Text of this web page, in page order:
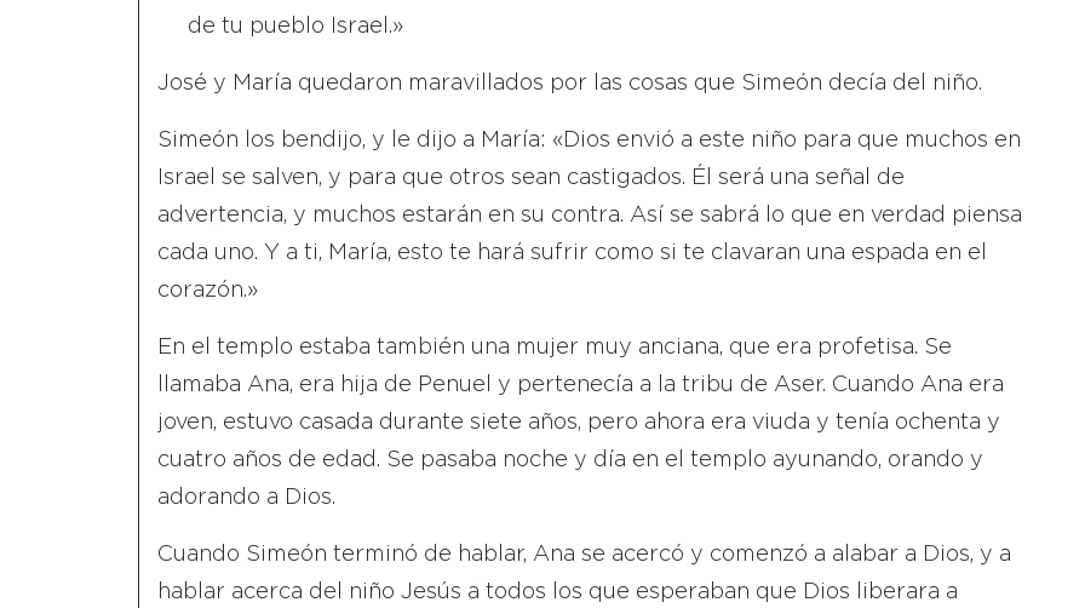
de tu pueblo Israel.»
José y María quedaron maravillados por las cosas que Simeón decía del niño.
Simeón los bendijo, y le dijo a María: «Dios envió a este niño para que muchos en
Israel se salven, y para que otros sean castigados. Él será una señal de
advertencia, y muchos estarán en su contra. Así se sabrá lo que en verdad piensa
cada uno. Y a ti, María, esto te hará sufrir como si te clavaran una espada en el
corazón.»
En el templo estaba también una mujer muy anciana, que era profetisa. Se
llamaba Ana, era hija de Penuel y pertenecía a la tribu de Aser. Cuando Ana era
joven, estuvo casada durante siete años, pero ahora era viuda y tenía ochenta y
cuatro años de edad. Se pasaba noche y día en el templo ayunando, orando y
adorando a Dios.
Cuando Simeón terminó de hablar, Ana se acercó y comenzó a alabar a Dios, y a
hablar acerca del niño Jesús a todos los que esperaban que Dios liberara a